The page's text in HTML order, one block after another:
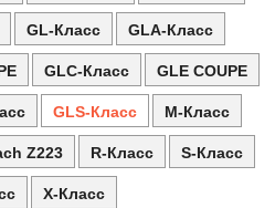
GL-Класс GLA-Класс
GLC-Класс GLE COUPE
GLS-Класс M-Класс
Z223 R-Класс S-Класс
X-Класс